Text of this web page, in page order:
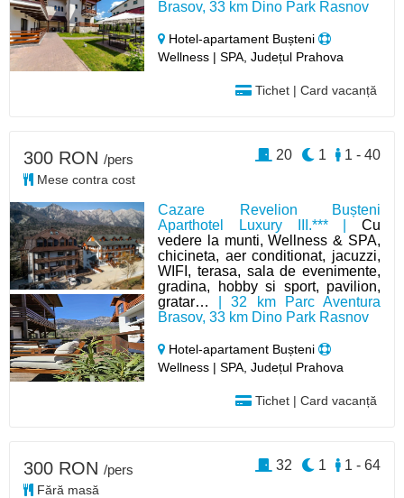
Brasov, 33 km Dino Park Rasnov
Hotel-apartament Bușteni
Wellness | SPA, Județul Prahova
Tichet | Card vacanță
Cazare Revelion Bușteni
Aparthotel Luxury III.*** | Cu
vedere la munti, Wellness & SPA,
chicineta, aer conditionat, jacuzzi,
WIFI, terasa, sala de evenimente,
gradina, hobby si sport, pavilion,
gratar…
| 32 km Parc Aventura
Brasov, 33 km Dino Park Rasnov
Hotel-apartament Bușteni
Wellness | SPA, Județul Prahova
Tichet | Card vacanță
300 RON /pers
Mese contra cost
1 - 40
1
20
300 RON /pers
Fără masă
1 - 64
1
32